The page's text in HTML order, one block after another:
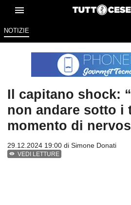
NOTIZIE
Il capitano shock:
non andare sotto i
momento di
29.12.2024 19:00 di Simone Donati
VEDI LETTURE